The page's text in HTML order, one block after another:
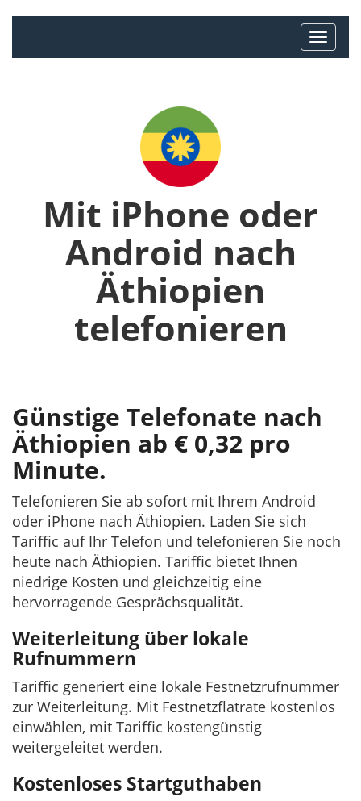
Mit iPhone oder
Android nach
Äthiopien
telefonieren
Günstige Telefonate nach
Äthiopien ab € 0,32 pro
Minute.
Telefonieren Sie ab sofort mit Ihrem Android
oder iPhone nach Äthiopien. Laden Sie sich
Tariffic auf Ihr Telefon und telefonieren Sie noch
heute nach Äthiopien. Tariffic bietet Ihnen
niedrige Kosten und gleichzeitig eine
hervorragende Gesprächsqualität.
Weiterleitung über lokale
Rufnummern
Tariffic generiert eine lokale Festnetzrufnummer
zur Weiterleitung. Mit Festnetzflatrate kostenlos
einwählen, mit Tariffic kostengünstig
weitergeleitet werden.
Kostenloses Startguthaben